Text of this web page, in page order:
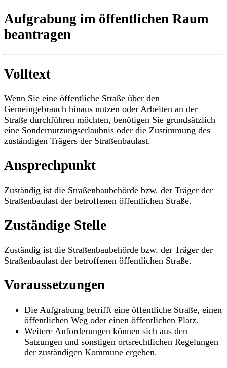
Aufgrabung im öffentlichen Raum
beantragen
Volltext
Wenn Sie eine öffentliche Straße über den
Gemeingebrauch hinaus nutzen oder Arbeiten an der
Straße durchführen möchten, benötigen Sie grundsätzlich
eine Sondernutzungserlaubnis oder die Zustimmung des
zuständigen Trägers der Straßenbaulast.
Ansprechpunkt
Zuständig ist die Straßenbaubehörde bzw. der Träger der
Straßenbaulast der betroffenen öffentlichen Straße.
Zuständige Stelle
Zuständig ist die Straßenbaubehörde bzw. der Träger der
Straßenbaulast der betroffenen öffentlichen Straße.
Voraussetzungen
Die Aufgrabung betrifft eine öffentliche Straße, einen
öffentlichen Weg oder einen öffentlichen Platz.
Weitere Anforderungen können sich aus den
Satzungen und sonstigen ortsrechtlichen Regelungen
der zuständigen Kommune ergeben.